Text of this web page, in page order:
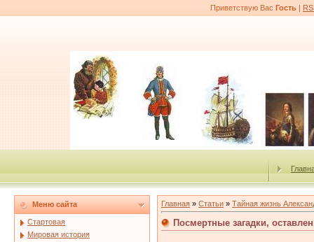
Приветствую Вас Гость |
Меню сайта
Стартовая
Мировая история
Главная » Статьи » Тайная жизнь
Посмертные загадки,